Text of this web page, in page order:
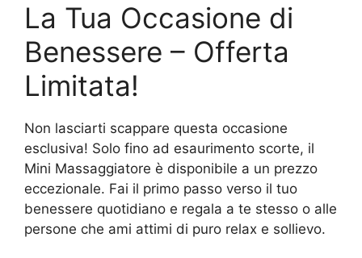
La Tua Occasione di
Benessere – Offerta
Limitata!
Non lasciarti scappare questa occasione
esclusiva! Solo fino ad esaurimento scorte, il
Mini Massaggiatore è disponibile a un prezzo
eccezionale. Fai il primo passo verso il tuo
benessere quotidiano e regala a te stesso o alle
persone che ami attimi di puro relax e sollievo.